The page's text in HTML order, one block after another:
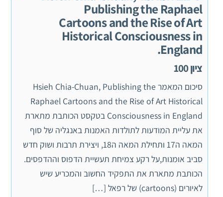
Publishing the Raphael
Cartoons and the Rise of Art
Historical Consciousness in
England.
ציון 100
סיכום המאמר Hsieh Chia-Chuan, Publishing the
Raphael Cartoons and the Rise of Art Historical
Consciousness in England בטקסט הכותבת מתארת
את עליית המודעות לתולדות האמנות באנגליה של סוף
המאה ה17 ותחילת המאה ה18, ויצירת תרבות ושוק חדש
סביב אומנות,על רקע צמיחת תעשיית הדפוס וההדפסים.
הכותבת מתארת את התפקיד החשוב והמכריע שיש
לאיורים (cartoons) של רפאל […]